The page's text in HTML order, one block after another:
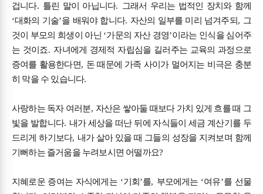
겁니다. 틀린 말이 아닙니다.
그래서 우리는 법적인 장치와 함께
‘대화의 기술’을 배워야 합니다. 자산의 일부를 미리 넘겨주되, 그
것이 부모의 희생이 아닌 ‘가문의 자산 경영’이라는 인식을 심어주
는 것이죠. 자녀에게 경제적 자립심을 길러주는 교육의 과정으로
증여를 활용한다면, 돈 때문에 가족 사이가 멀어지는 비극은 충분
히 막을 수 있습니다.
사랑하는 독자 여러분, 자산은 쌓아둘 때보다 가치 있게 흐를 때 그
빛을 발합니다. 내가 세상을 떠난 뒤에 자식들이 세금 계산기를 두
드리게 하기보다, 내가 살아 있을 때 그들의 성장을 지켜보며 함께
기뻐하는 즐거움을 누려보시면 어떨까요?
지혜로운 증여는 자식에게는 ‘기회’를, 부모에게는 ‘여유’를 선물